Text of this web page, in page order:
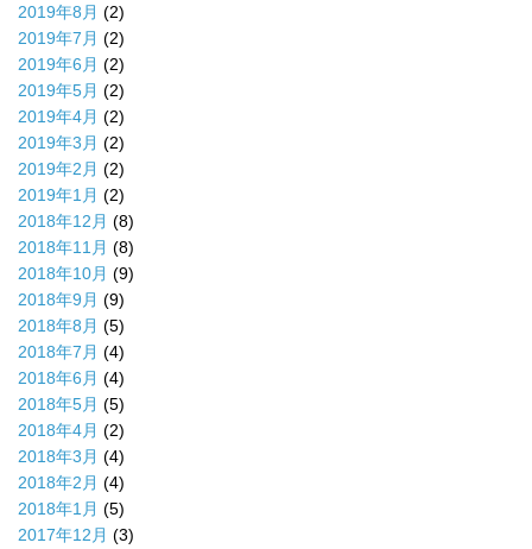
2019年8月 (2)
2019年7月 (2)
2019年6月 (2)
2019年5月 (2)
2019年4月 (2)
2019年3月 (2)
2019年2月 (2)
2019年1月 (2)
2018年12月 (8)
2018年11月 (8)
2018年10月 (9)
2018年9月 (9)
2018年8月 (5)
2018年7月 (4)
2018年6月 (4)
2018年5月 (5)
2018年4月 (2)
2018年3月 (4)
2018年2月 (4)
2018年1月 (5)
2017年12月 (3)